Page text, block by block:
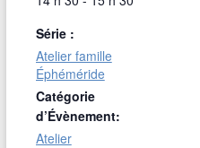
Série :
Atelier famille
Éphéméride
Catégorie
d’Évènement:
Atelier